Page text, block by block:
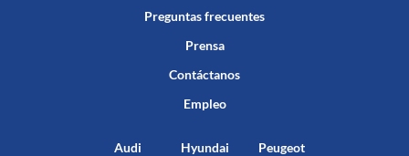
Preguntas frecuentes
Prensa
Contáctanos
Empleo
Audi
Hyundai
Peugeot